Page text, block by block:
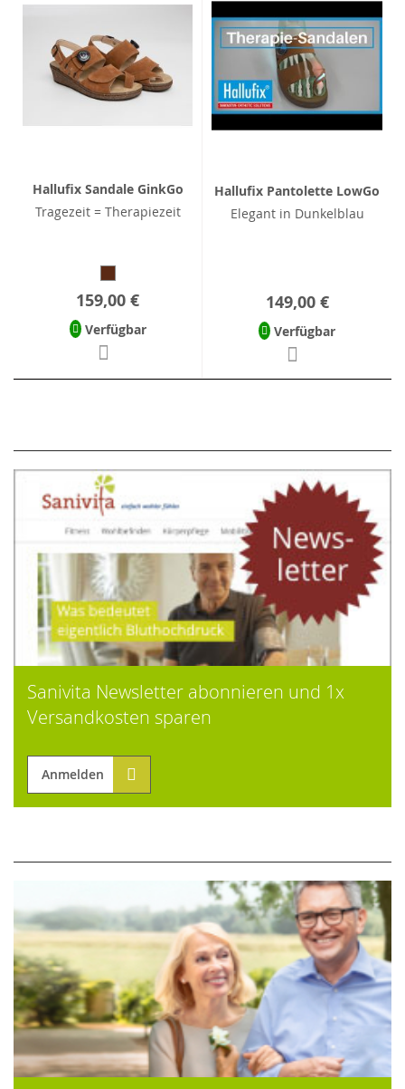
Hallufix Sandale GinkGo
Tragezeit = Therapiezeit
159,00 €
Verfügbar
Hallufix Pantolette LowGo
Elegant in Dunkelblau
149,00 €
Verfügbar
Sanivita Newsletter abonnieren und 1x
Versandkosten sparen
Anmelden